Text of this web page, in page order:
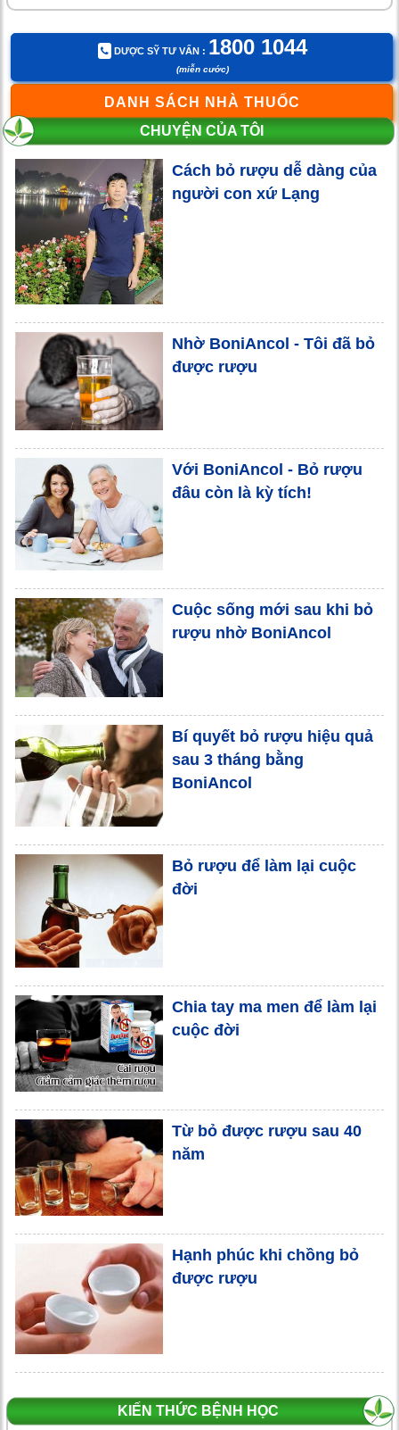
DƯỢC SỸ TƯ VẤN : 1800 1044
(miễn cước)
DANH SÁCH NHÀ THUỐC
CHUYỆN CỦA TÔI
Cách bỏ rượu dễ dàng của
người con xứ Lạng
Nhờ BoniAncol - Tôi đã bỏ
được rượu
Với BoniAncol - Bỏ rượu
đâu còn là kỳ tích!
Cuộc sống mới sau khi bỏ
rượu nhờ BoniAncol
Bí quyết bỏ rượu hiệu quả
sau 3 tháng bằng
BoniAncol
Bỏ rượu để làm lại cuộc
đời
Chia tay ma men để làm lại
cuộc đời
Từ bỏ được rượu sau 40
năm
Hạnh phúc khi chồng bỏ
được rượu
KIẾN THỨC BỆNH HỌC